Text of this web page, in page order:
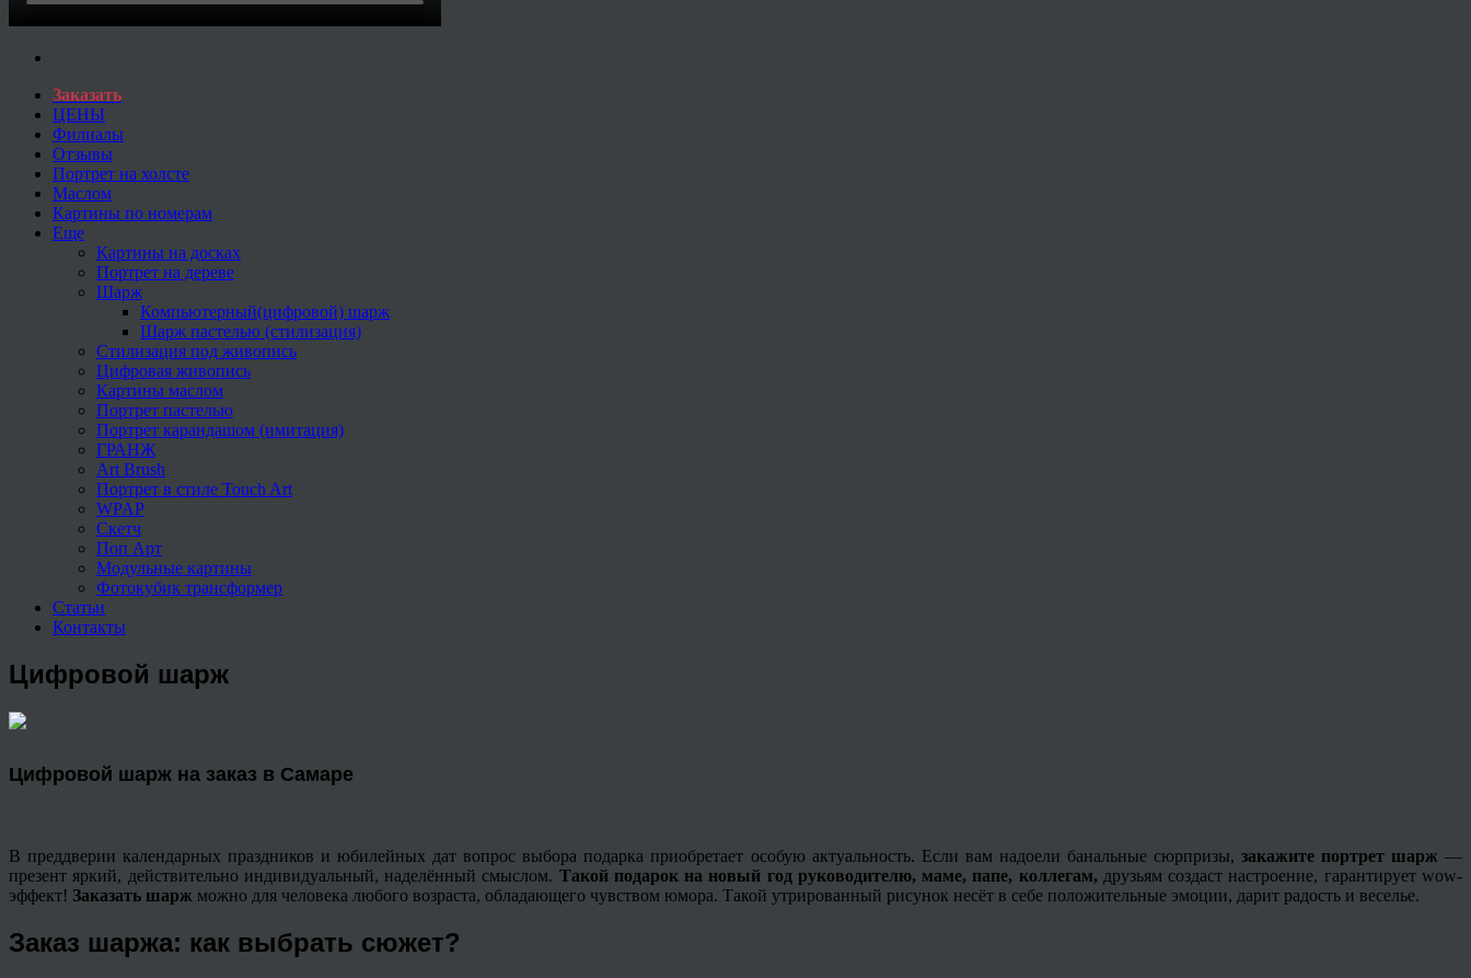
Заказать
ЦЕНЫ
Филиалы
Отзывы
Портрет на холсте
Маслом
Картины по номерам
Еще
Картины на досках
Портрет на дереве
Шарж
Компьютерный(цифровой) шарж
Шарж пастелью (стилизация)
Стилизация под живопись
Цифровая живопись
Картины маслом
Портрет пастелью
Портрет карандашом (имитация)
ГРАНЖ
Art Brush
Портрет в стиле Touch Art
WPAP
Скетч
Поп Арт
Модульные картины
Фотокубик трансформер
Статьи
Контакты
Цифровой шарж
Цифровой шарж на заказ в Самаре
В преддверии календарных праздников и юбилейных дат вопрос выбора подарка приобретает особую актуальность. Если вам надоели банальные сюрпризы, закажите портрет шарж —
презент яркий, действительно индивидуальный, наделённый смыслом. Такой подарок на новый год руководителю, маме, папе, коллегам, друзьям создаст настроение, гарантирует wow-
эффект! Заказать шарж можно для человека любого возраста, обладающего чувством юмора. Такой утрированный рисунок несёт в себе положительные эмоции, дарит радость и веселье.
Заказ шаржа: как выбрать сюжет?